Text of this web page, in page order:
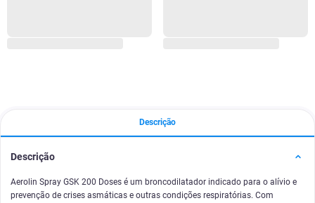
Descrição
Descrição
Aerolin Spray GSK 200 Doses é um broncodilatador indicado para o alívio e
prevenção de crises asmáticas e outras condições respiratórias. Com